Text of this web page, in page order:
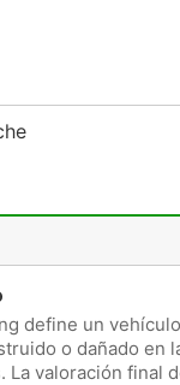
define un
o dañado en
valoración final